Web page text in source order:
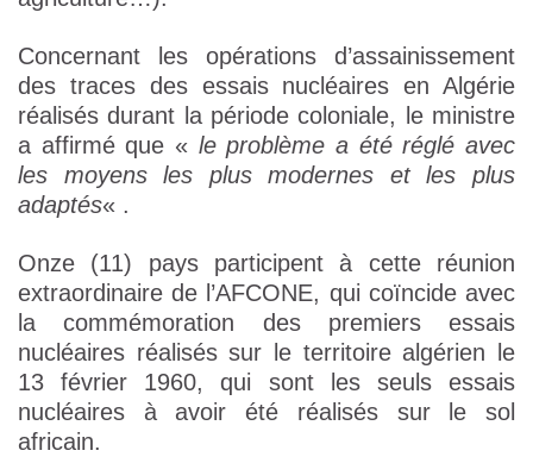
Concernant les opérations d’assainissement
des traces des essais nucléaires en Algérie
réalisés durant la période coloniale, le ministre
a affirmé que « le problème a été réglé avec
les moyens les plus modernes et les plus
adaptés« .
Onze (11) pays participent à cette réunion
extraordinaire de l’AFCONE, qui coïncide avec
la commémoration des premiers essais
nucléaires réalisés sur le territoire algérien le
13 février 1960, qui sont les seuls essais
nucléaires à avoir été réalisés sur le sol
africain.